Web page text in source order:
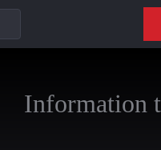
Information